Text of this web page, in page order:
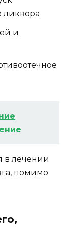
ликвора
и
в лечении
помимо